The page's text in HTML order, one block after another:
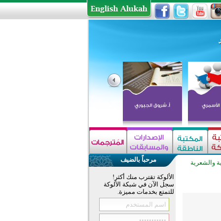
والشعرية مرحباً بالضيف
الألوكة تقترب منك أكثر!
سجل الآن في شبكة الألوكة
للتمتع بخدمات مميزة.